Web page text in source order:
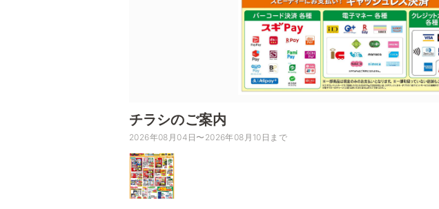
チラシのご案内
2026年08月04日〜2026年08月10日まで